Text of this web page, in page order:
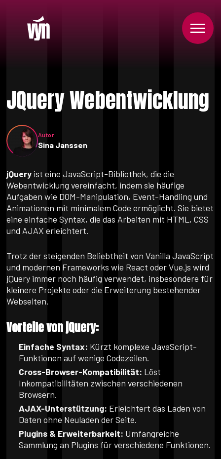
JQuery Webentwicklung
Autor
Sina Janssen
jQueryist eine JavaScript-Bibliothek, die die
Webentwicklung vereinfacht, indem sie häufige
Aufgaben wie DOM-Manipulation, Event-Handling und
Animationen mit minimalem Code ermöglicht. Sie bietet
eine einfache Syntax, die das Arbeiten mit HTML, CSS
und AJAX erleichtert.
Trotz der steigenden Beliebtheit von Vanilla JavaScript
und modernen Frameworks wie React oder Vue.js wird
jQuery immer noch häufig verwendet, insbesondere für
kleinere Projekte oder die Erweiterung bestehender
Webseiten.
Vorteile von jQuery:
Einfache Syntax: Kürzt komplexe JavaScript-
Funktionen auf wenige Codezeilen.
Cross-Browser-Kompatibilität: Löst
Inkompatibilitäten zwischen verschiedenen
Browsern.
AJAX-Unterstützung: Erleichtert das Laden von
Daten ohne Neuladen der Seite.
Plugins & Erweiterbarkeit: Umfangreiche
Sammlung an Plugins für verschiedene Funktionen.